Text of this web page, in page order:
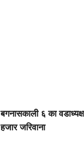
बगनासकाली ६ का
हजार जरिवाना